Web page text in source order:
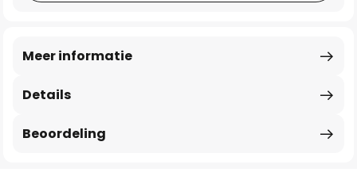
Details
Meer informatie
Beoordeling